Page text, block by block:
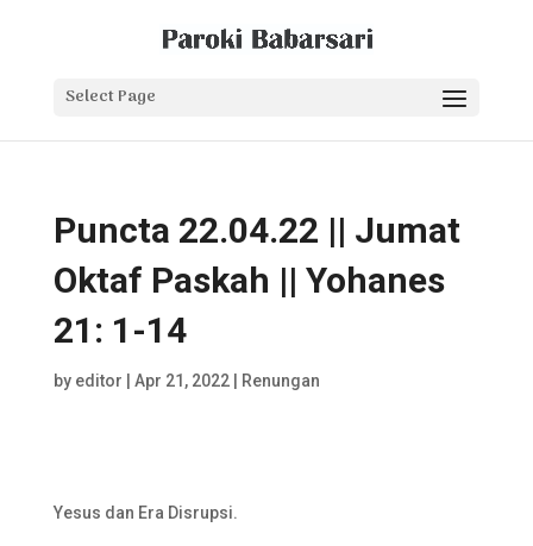
Select Page
Puncta 22.04.22 || Jumat
Oktaf Paskah || Yohanes
21: 1-14
by editor Apr 21, 2022| Renungan
Yesus dan Era Disrupsi.